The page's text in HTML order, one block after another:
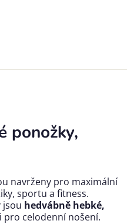
ponožky,
navrženy pro maximální
sportu a fitness.
jsou hedvábně hebké,
pro celodenní nošení.